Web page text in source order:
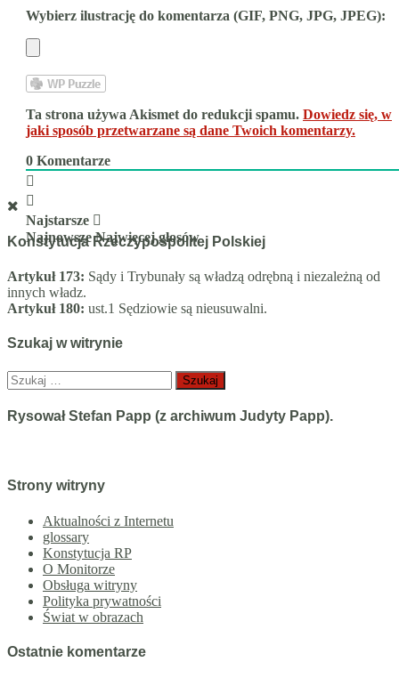
Wybierz ilustrację do komentarza (GIF, PNG, JPG, JPEG):
Ta strona używa Akismet do redukcji spamu. Dowiedz się, w
jaki sposób przetwarzane są dane Twoich komentarzy.
0 Komentarze
Najstarsze
Najnowsze Najwięcej głosów
Konstytucja Rzeczypospolitej Polskiej
Artykuł 173: Sądy i Trybunały są władzą odrębną i niezależną od
innych władz.
Artykuł 180: ust.1 Sędziowie są nieusuwalni.
Szukaj w witrynie
Szukaj:
Rysował Stefan Papp (z archiwum Judyty Papp).
Strony witryny
Aktualności z Internetu
glossary
Konstytucja RP
O Monitorze
Obsługa witryny
Polityka prywatności
Świat w obrazach
Ostatnie komentarze